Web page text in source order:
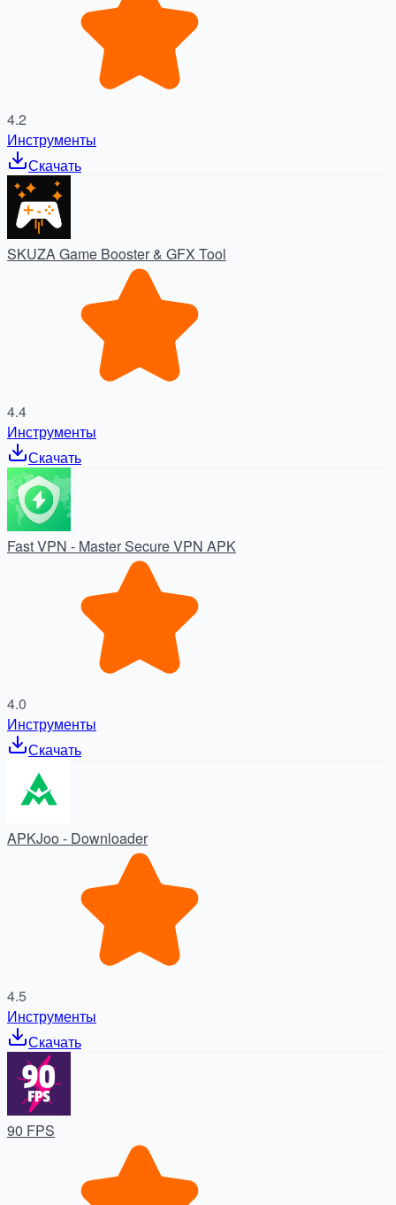
4.2
Инструменты
Скачать
SKUZA Game Booster & GFX Tool
4.4
Инструменты
Скачать
Fast VPN - Master Secure VPN APK
4.0
Инструменты
Скачать
APKJoo - Downloader
4.5
Инструменты
Скачать
90 FPS